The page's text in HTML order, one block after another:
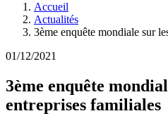
d'Ariane
Accueil
Actualités
3ème enquête mondiale sur
01/12/2021
3ème enquête
entreprises familiales